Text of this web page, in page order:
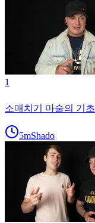
1
소매치기 마술의 기초
5mShado